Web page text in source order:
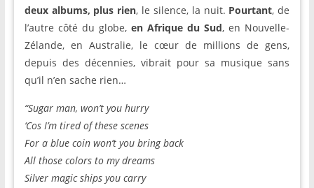
deux albums, plus rien, le silence, la nuit. Pourtant, de
l’autre côté du globe, en Afrique du Sud, en Nouvelle-
Zélande, en Australie, le cœur de millions de gens,
depuis des décennies, vibrait pour sa musique sans
qu’il n’en sache rien…
“Sugar man, won’t you hurry
‘Cos I’m tired of these scenes
For a blue coin won’t you bring back
All those colors to my dreams
Silver magic ships you carry